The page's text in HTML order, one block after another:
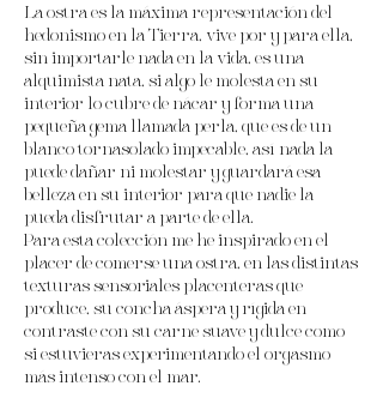
La ostra es la máxima representación del
hedonismo en la Tierra, vive por y para ella,
sin importarle nada en la vida, es una
alquimista nata, si algo le molesta en su
interior lo cubre de nácar y forma una
pequeña gema llamada perla, que es de un
blanco tornasolado impecable, así nada la
puede dañar ni molestar y guardará esa
belleza en su interior para que nadie la
pueda disfrutar a parte de ella.
Para esta colección me he inspirado en el
placer de comerse una ostra, en las distintas
texturas sensoriales placenteras que
produce, su concha áspera y rígida en
contraste con su carne suave y dulce como
si estuvieras experimentando el orgasmo
más intenso con el mar.